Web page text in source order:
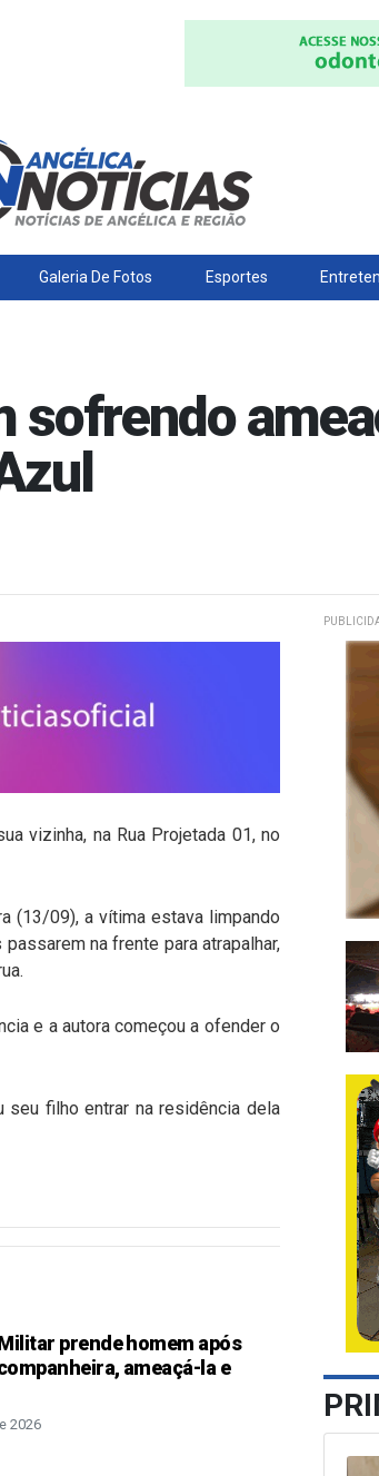
Galeria De Fotos Esportes
sofrendo
vizinha, na Rua Projetada 01, no
(13/09), a vítima estava limpando
na frente para atrapalhar,
e a autora começou a ofender o
seu filho entrar na residência dela
prende homem após
ameaçá-la e
2026